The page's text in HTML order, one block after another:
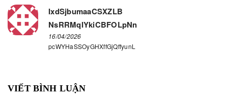
IxdSjbumaaCSXZLB
NsRRMqIYkiCBFOLpNn
16/04/2026
pcWYHaSSOyGHXffGjQffyunL
VIẾT BÌNH LUẬN